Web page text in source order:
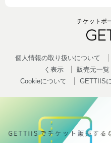
チケットポ
個人情報の取り扱いについて
く表示
販売元一覧
Cookieについて
GETTIIS